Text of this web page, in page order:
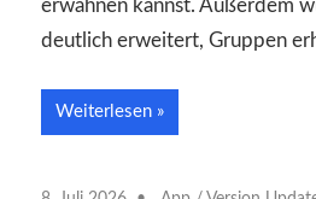
erwähnen kannst. Außerdem
deutlich erweitert, Gruppen
Weiterlesen